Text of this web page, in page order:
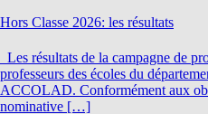
Hors Classe 2026: les résultats
Les résultats de la campagne de
professeurs des écoles du
ACCOLAD. Conformément aux
nominative […]